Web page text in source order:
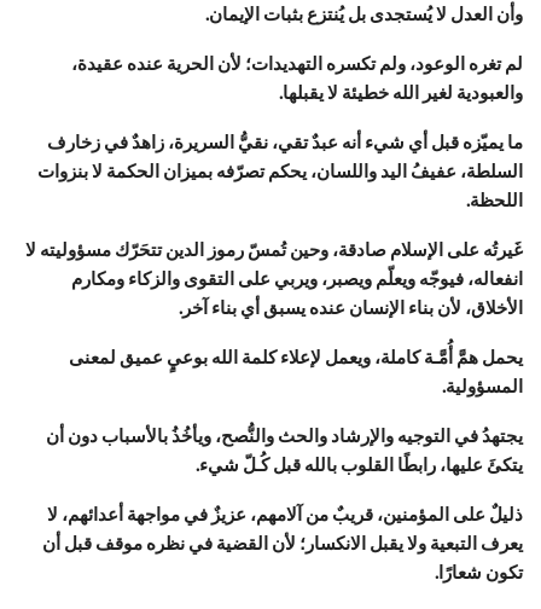
وأن العدل لا يُستجدى بل يُنتزع بثبات الإيمان.
لم تغره الوعود، ولم تكسره التهديدات؛ لأن الحرية عنده عقيدة،
والعبودية لغير الله خطيئة لا يقبلها.
ما يميّزه قبل أي شيء أنه عبدٌ تقي، نقيُّ السريرة، زاهدٌ في زخارف
السلطة، عفيفُ اليد واللسان، يحكم تصرّفه بميزان الحكمة لا بنزوات
اللحظة.
غَيرتُه على الإسلام صادقة، وحين تُمسّ رموز الدين تتحَرّك مسؤوليته لا
انفعاله، فيوجّه ويعلّم ويصبر، ويربي على التقوى والزكاء ومكارم
الأخلاق، لأن بناء الإنسان عنده يسبق أي بناء آخر.
يحمل همَّ أُمَّـة كاملة، ويعمل لإعلاء كلمة الله بوعيٍ عميق لمعنى
المسؤولية.
يجتهدُ في التوجيه والإرشاد والحث والنُّصح، ويأخُذُ بالأسباب دون أن
يتكئَ عليها، رابطًا القلوب بالله قبل كُـلّ شيء.
ذليلٌ على المؤمنين، قريبٌ من آلامهم، عزيزٌ في مواجهة أعدائهم، لا
يعرف التبعية ولا يقبل الانكسار؛ لأن القضية في نظره موقف قبل أن
تكون شعارًا.